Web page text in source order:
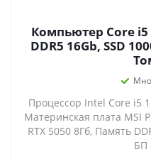
Компьютер Core i5
DDR5 16Gb, SSD 1000Гб, H610M. Купить в
Процессор Intel Core i5
Материнская плата MSI
RTX 5050 8Гб, Память
БП